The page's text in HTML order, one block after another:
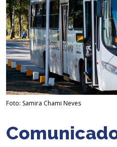
Foto: Samira Chami Neves